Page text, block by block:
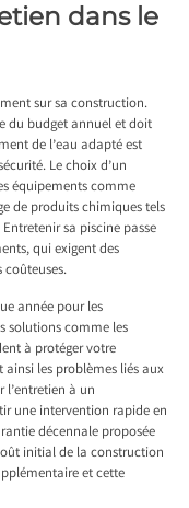
dans le
sur sa construction.
du budget annuel et doit
de l’eau adapté est
Le choix d’un
équipements comme
de produits chimiques tels
sa piscine passe
qui exigent des
coûteuses.
année pour les
solutions comme les
à protéger votre
les problèmes liés aux
l’entretien à un
une intervention rapide en
décennale proposée
initial de la construction
et cette